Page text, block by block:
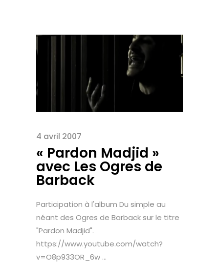
4 avril 2007
« Pardon Madjid »
avec Les Ogres de
Barback
Participation à l'album Du simple au
néant des Ogres de Barback sur le titre
"Pardon Madjid".
https://www.youtube.com/watch?
v=O8p933OR_6w ...